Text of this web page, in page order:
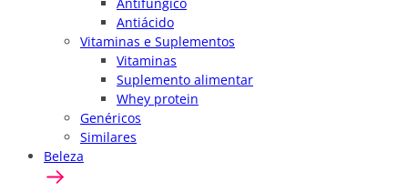
Antiácido
Vitaminas e Suplementos
Vitaminas
Suplemento alimentar
Whey protein
Genéricos
Similares
Beleza